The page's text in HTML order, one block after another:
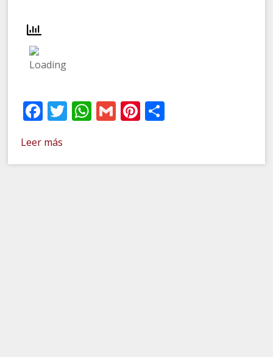
Facebook
Twitter
WhatsApp
GmailPinterest
Leer más